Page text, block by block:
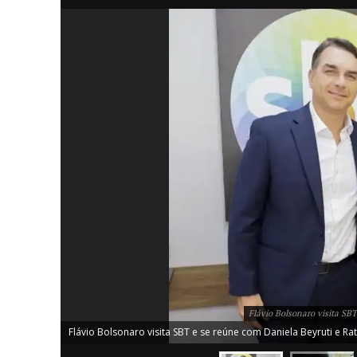
Aprenda
Flávio Bolsonaro visita
Flávio Bolsonaro visita SBT e se reúne com Daniela Beyruti e